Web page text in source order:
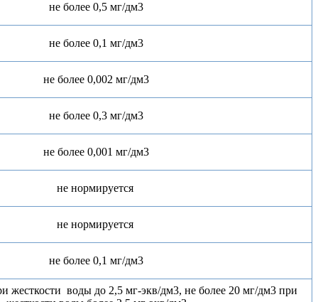
не более 0,5 мг/дм3
не более 0,1 мг/дм3
не более 0,002 мг/дм3
не более 0,3 мг/дм3
не более 0,001 мг/дм3
не нормируется
не нормируется
не более 0,1 мг/дм3
жесткости воды до 2,5 мг-экв/дм3, не более 20 мг/дм3 при